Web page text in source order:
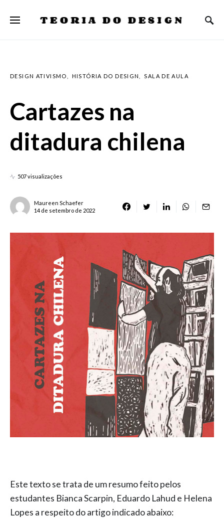
TEORIA DO DESIGN
DESIGN ATIVISMO HISTÓRIA DO DESIGN SALA DE AULA
Cartazes na
ditadura chilena
507 visualizações
Maureen Schaefer
14 de setembro de 2022
Este texto se trata de um resumo feito pelos
estudantes Bianca Scarpin, Eduardo Lahud e Helena
Lopes a respeito do artigo indicado abaixo: